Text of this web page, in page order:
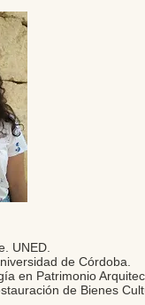
UNED.
de Córdoba.
en Patrimonio
de Bienes